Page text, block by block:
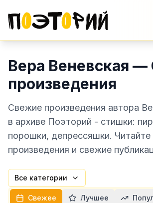
Вера Веневская
произведения
Свежие произведения автора
в архиве Поэторий - стишки:
порошки, депрессяшки.
произведения и свежие
Все категории
Свежее Лучшее